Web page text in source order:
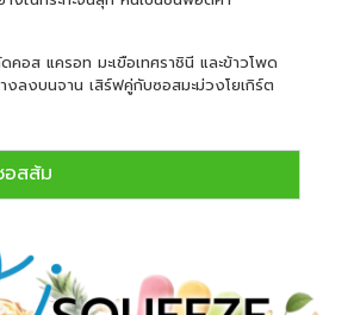
อส แครอท มะเขือเทศราชินี และข้าวโพด
งลงบนจาน เสิร์ฟคู่กับซอสมะม่วงโยเกิร์ต
อสส้ม